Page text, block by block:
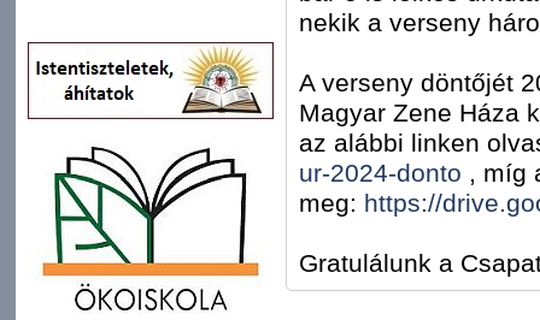
nekik a verseny
A verseny döntőjét
Magyar Zene Háza
az alábbi linken
ur-2024-donto , míg
meg: https://
Gratulálunk a